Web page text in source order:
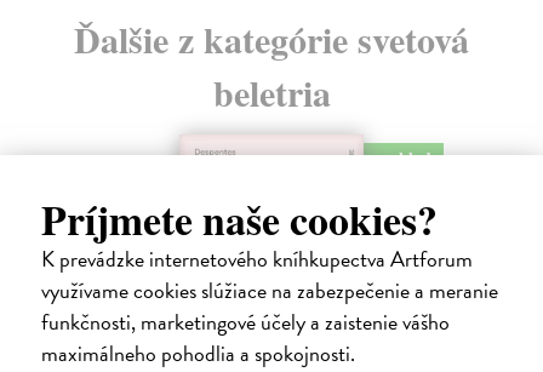
Príjmete naše cookies?
K prevádzke internetového kníhkupectva Artforum
využívame cookies slúžiace na zabezpečenie a meranie
funkčnosti, marketingové účely a zaistenie vášho
maximálneho pohodlia a spokojnosti.
Ďalšie z kategórie svetová
beletria
na sklade